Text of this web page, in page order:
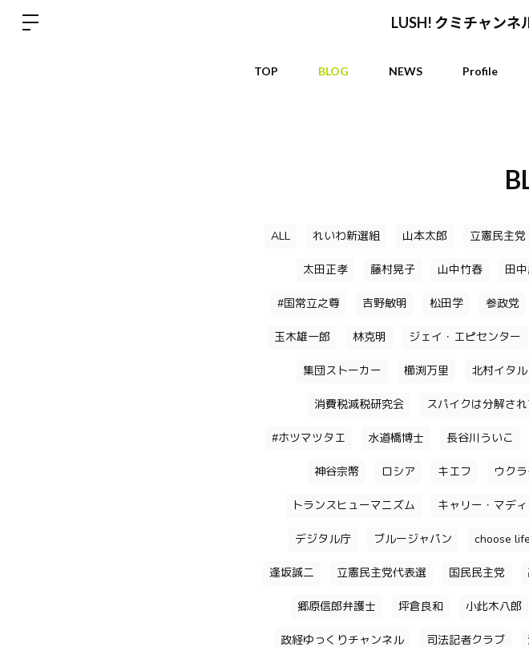
LUSH! クミチャン
TOP BLOG NEWS Profile
ALL れいわ新選組 山本太郎 立憲民主党
太田正孝 藤村晃子 山中竹春 田
#国常立之尊 吉野敏明 松田学 参政党
玉木雄一郎 林克明 ジェイ・エピセンター
集団ストーカー 櫛渕万里 北村イタル
消費税減税研究会 スパイクは分解さ
#ホツマツタエ 水道橋博士 長谷川ういこ
神谷宗幣 ロシア キエフ ウク
トランスヒューマニズム キャリー・マディ
デジタル庁 ブルージャパン choose
逢坂誠二 立憲民主党代表選 国民民主党
郷原信郎弁護士 坪倉良和 小此木八郎
政経ゆっくりチャンネル 司法記者クラブ